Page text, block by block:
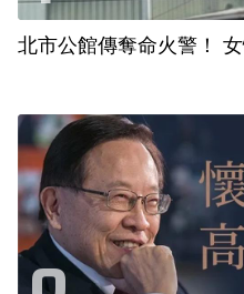
北市公館傳奪命火警！